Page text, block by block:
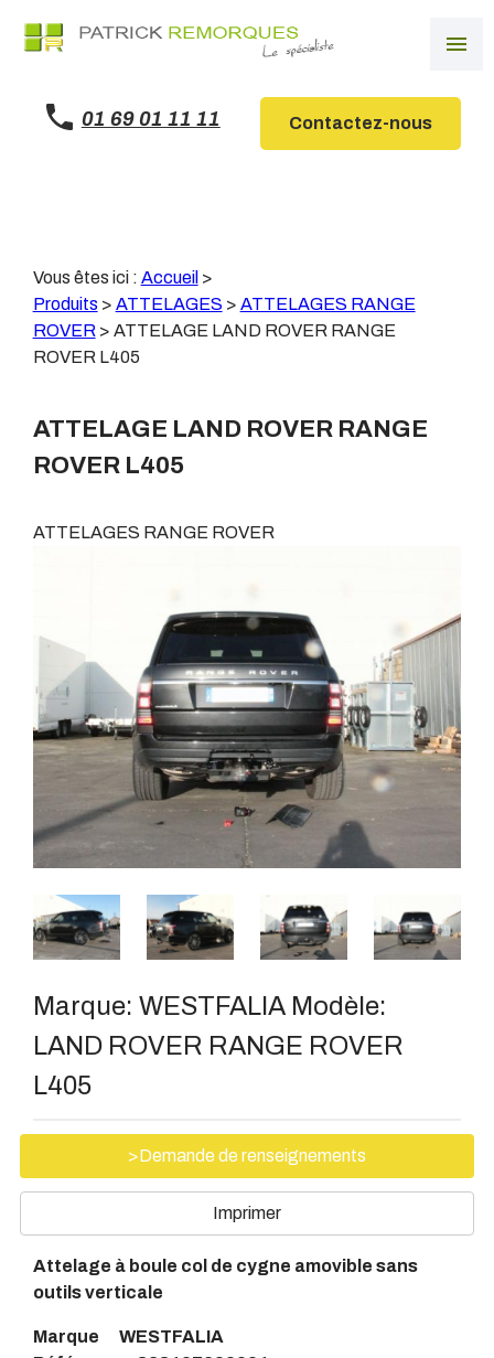
menu
01 69 01 11 11 Contactez-nous
Vous êtes ici : Accueil >
Produits > ATTELAGES > ATTELAGES RANGE
ROVER > ATTELAGE LAND ROVER RANGE
ROVER L405
ATTELAGE LAND ROVER RANGE
ROVER L405
ATTELAGES RANGE ROVER
Marque: WESTFALIA Modèle:
LAND ROVER RANGE ROVER
L405
>Demande de renseignements
Imprimer
Attelage à boule col de cygne amovible sans
outils verticale
Marque WESTFALIA